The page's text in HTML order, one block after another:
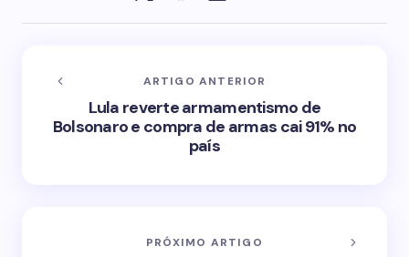
ARTIGO ANTERIOR
Lula reverte armamentismo de
Bolsonaro e compra de armas cai 91% no
país
PRÓXIMO ARTIGO